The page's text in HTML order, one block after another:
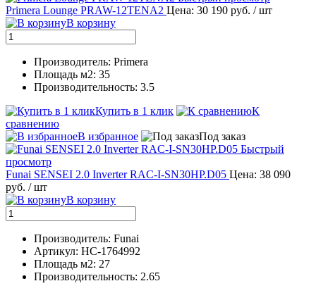
Primera Lounge PRAW-12TENA2 Цена: 30 190 руб. / шт
В корзину
Производитель: Primera
Площадь м2: 35
Производительность: 3.5
Купить в 1 клик
К
сравнению
В избранное
Под заказ
Быстрый
просмотр
Funai SENSEI 2.0 Inverter RAC-I-SN30HP.D05 Цена: 38 090
руб. / шт
В корзину
Производитель: Funai
Артикул: НС-1764992
Площадь м2: 27
Производительность: 2.65